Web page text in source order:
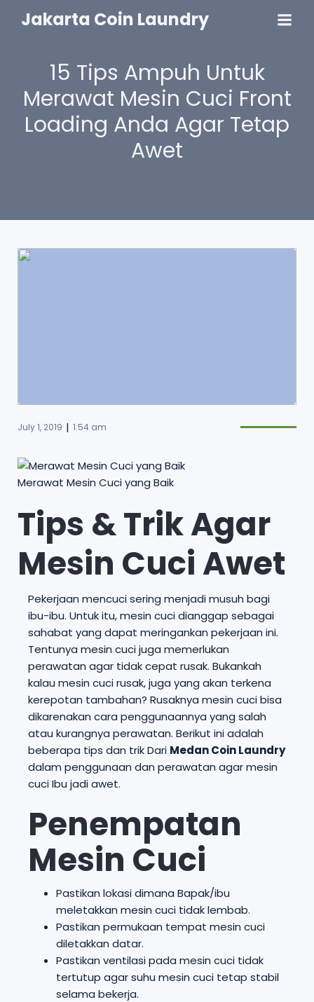
Jakarta Coin Laundry
15 Tips Ampuh Untuk
Merawat Mesin Cuci Front
Loading Anda Agar Tetap
Awet
July 1, 2019 | 1:54 am
Merawat Mesin Cuci yang Baik
Tips & Trik Agar
Mesin Cuci Awet
Pekerjaan mencuci sering menjadi musuh bagi
ibu-ibu. Untuk itu, mesin cuci dianggap sebagai
sahabat yang dapat meringankan pekerjaan ini.
Tentunya mesin cuci juga memerlukan
perawatan agar tidak cepat rusak. Bukankah
kalau mesin cuci rusak, juga yang akan terkena
kerepotan tambahan? Rusaknya mesin cuci bisa
dikarenakan cara penggunaannya yang salah
atau kurangnya perawatan. Berikut ini adalah
beberapa tips dan trik Dari Medan Coin Laundry
dalam penggunaan dan perawatan agar mesin
cuci Ibu jadi awet.
Penempatan
Mesin Cuci
Pastikan lokasi dimana Bapak/ibu
meletakkan mesin cuci tidak lembab.
Pastikan permukaan tempat mesin cuci
diletakkan datar.
Pastikan ventilasi pada mesin cuci tidak
tertutup agar suhu mesin cuci tetap stabil
selama bekerja.